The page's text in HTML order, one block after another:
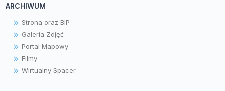
ARCHIWUM
Strona oraz BIP
Galeria Zdjęć
Portal Mapowy
Filmy
Wirtualny Spacer